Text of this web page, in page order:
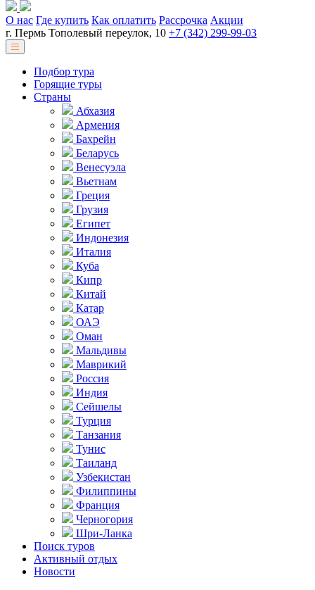
О нас Где купить Как оплатить Рассрочка Акции
г. Пермь Тополевый переулок, 10 +7 (342) 299-99-03
Подбор тура
Горящие туры
Страны
Абхазия
Армения
Бахрейн
Беларусь
Венесуэла
Вьетнам
Греция
Грузия
Египет
Индонезия
Италия
Куба
Кипр
Китай
Катар
ОАЭ
Оман
Мальдивы
Маврикий
Россия
Индия
Сейшелы
Турция
Танзания
Тунис
Таиланд
Узбекистан
Филиппины
Франция
Черногория
Шри-Ланка
Поиск туров
Активный отдых
Новости